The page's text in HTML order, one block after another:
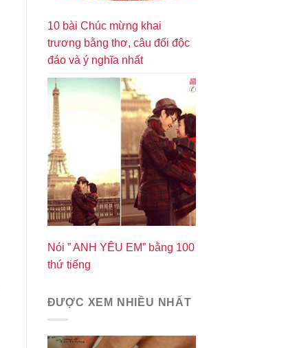
10 bài Chúc mừng khai
trương bằng thơ, câu đối độc
đáo và ý nghĩa nhất
Nói ” ANH YÊU EM” bằng 100
thứ tiếng
ĐƯỢC XEM NHIỀU NHẤT